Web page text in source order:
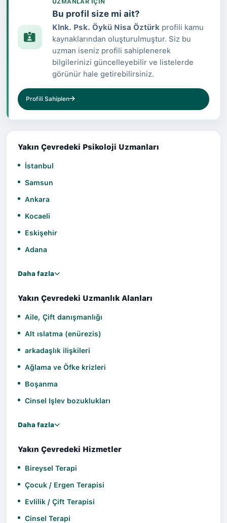
UZMANLAR IÇIN
Bu profil size mi ait?
Klnk. Psk. Öykü Nisa Öztürk profili kamu
kaynaklarından oluşturulmuştur. Siz bu
uzman iseniz profili sahiplenerek
bilgilerinizi güncelleyebilir ve listelerde
görünür hale getirebilirsiniz.
Profili Sahiplen
Yakın Çevredeki Psikoloji Uzmanları
İstanbul
Samsun
Ankara
Kocaeli
Eskişehir
Adana
Daha fazla
Yakın Çevredeki Uzmanlık Alanları
Aile, Çift danışmanlığı
Alt ıslatma (enürezis)
arkadaşlık ilişkileri
Ağlama ve Öfke krizleri
Boşanma
Cinsel Işlev bozuklukları
Daha fazla
Yakın Çevredeki Hizmetler
Bireysel Terapi
Çocuk / Ergen Terapisi
Evlilik / Çift Terapisi
Cinsel Terapi